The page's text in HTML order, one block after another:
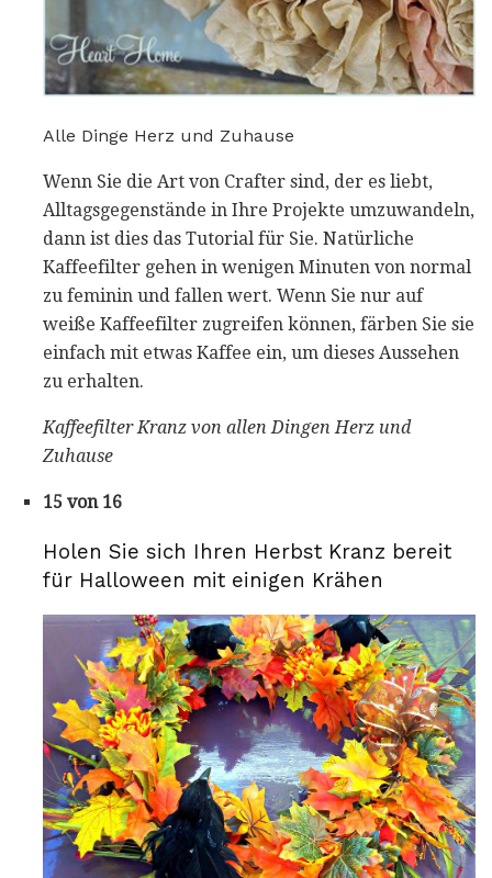
Alle Dinge Herz und Zuhause
Wenn Sie die Art von Crafter sind, der es liebt,
Alltagsgegenstände in Ihre Projekte umzuwandeln,
dann ist dies das Tutorial für Sie. Natürliche
Kaffeefilter gehen in wenigen Minuten von normal
zu feminin und fallen wert. Wenn Sie nur auf
weiße Kaffeefilter zugreifen können, färben Sie sie
einfach mit etwas Kaffee ein, um dieses Aussehen
zu erhalten.
Kaffeefilter Kranz von allen Dingen Herz und
Zuhause
15 von 16
Holen Sie sich Ihren Herbst Kranz bereit
für Halloween mit einigen Krähen